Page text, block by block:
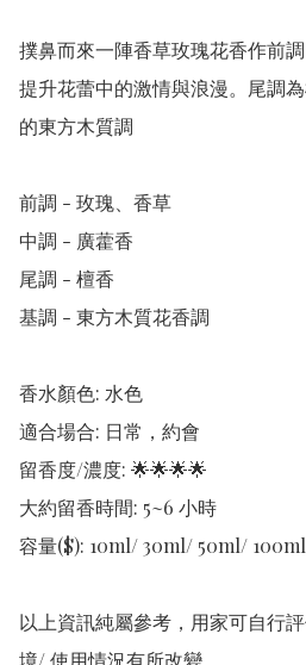
撲鼻而來一陣香草玫瑰花香作前
提升花蕾中的激情與浪漫。尾調
的東方木質調
前調 - 玫瑰、香草
中調 - 廣藿香
尾調 - 檀香
基調 - 東方木質花香調
香水顏色: 水色
適合場合: 日常，約會
留香度/濃度: 🌟🌟🌟🌟
大約留香時間: 5~6 小時
容量($): 10ml/ 30ml/ 50ml/ 100ml
以上資訊純屬參考，用家可自行